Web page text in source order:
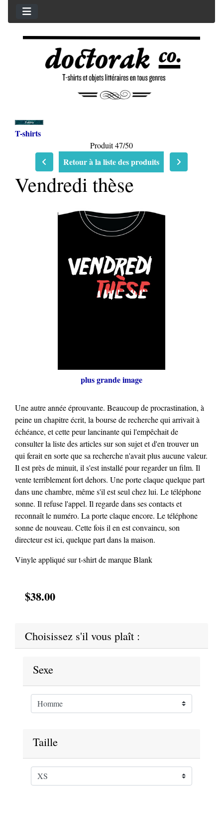
T-shirts
Produit 47/50
Retour à la liste des produits
Vendredi thèse
plus grande image
Une autre année éprouvante. Beaucoup de procrastination, à
peine un chapitre écrit, la bourse de recherche qui arrivait à
échéance, et cette peur lancinante qui l'empêchait de
consulter la liste des articles sur son sujet et d'en trouver un
qui ferait en sorte que sa recherche n'avait plus aucune valeur.
Il est près de minuit, il s'est installé pour regarder un film. Il
vente terriblement fort dehors. Une porte claque quelque part
dans une chambre, même s'il est seul chez lui. Le téléphone
sonne. Il refuse l'appel. Il regarde dans ses contacts et
reconnaît le numéro. La porte claque encore. Le téléphone
sonne de nouveau. Cette fois il en est convaincu, son
directeur est ici, quelque part dans la maison.
Vinyle appliqué sur t-shirt de marque Blank
$38.00
Choisissez s'il vous plaît :
Sexe
Taille